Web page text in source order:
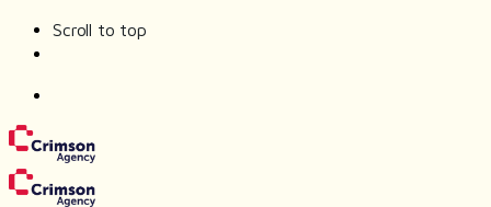
Scroll to top
Skip
content